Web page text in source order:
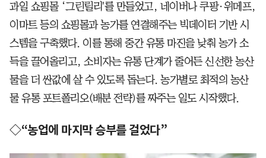
과일 쇼핑몰 ‘그린릴리'를 만들었고, 네이버나 쿠팡·위메프,
이마트 등의 쇼핑몰과 농가를 연결해주는 빅데이터 기반 시
스템을 구축했다. 이를 통해 중간 유통 마진을 낮춰 농가 소
득을 끌어올리고, 소비자는 유통 단계가 줄어든 신선한 농산
물을 더 싼값에 살 수 있도록 돕는다. 농가별로 최적의 농산
물 유통 포트폴리오(배분 전략)를 짜주는 일도 시작했다.
◇“농업에 마지막 승부를 걸었다”